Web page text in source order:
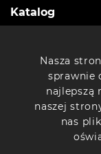
Katalog
Artline
Drukarki 3D
Nasza
sprawnie
najlepszą
naszej
nas